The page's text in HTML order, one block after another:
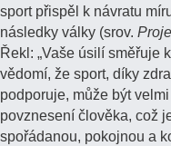
sport přispěl k návratu
následky války (srov.
Řekl: „Vaše úsilí směřuje
vědomí, že sport, díky
podporuje, může být
povznesení člověka, což
spořádanou, pokojnou a